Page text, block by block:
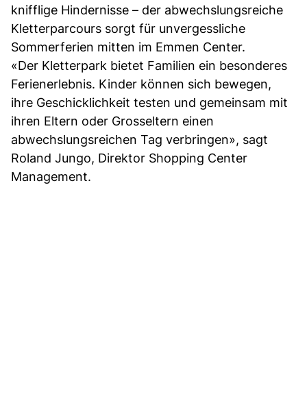
knifflige Hindernisse – der abwechslungsreiche
Kletterparcours sorgt für unvergessliche
Sommerferien mitten im Emmen Center.
«Der Kletterpark bietet Familien ein besonderes
Ferienerlebnis. Kinder können sich bewegen,
ihre Geschicklichkeit testen und gemeinsam mit
ihren Eltern oder Grosseltern einen
abwechslungsreichen Tag verbringen», sagt
Roland Jungo, Direktor Shopping Center
Management.